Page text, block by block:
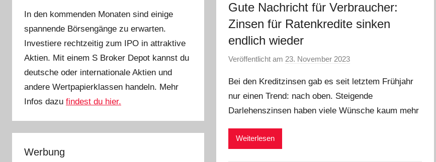
Gute Nachricht für Verbraucher:
Zinsen für Ratenkredite sinken
endlich wieder
Veröffentlicht am 23. November 2023v
n
a
d
Bei den Kreditzinsen gab es seit letztem Frühjahr
nur einen Trend: nach oben. Steigende
Darlehenszinsen haben viele Wünsche kaum mehr
Weiterlesen
In den kommenden Monaten sind einige
spannende Börsengänge zu erwarten.
Investiere rechtzeitig zum IPO in attraktive
Aktien. Mit einem S Broker Depot kannst du
deutsche oder internationale Aktien und
andere Wertpapierklassen handeln. Mehr
Infos dazu findest du hier.
Werbung